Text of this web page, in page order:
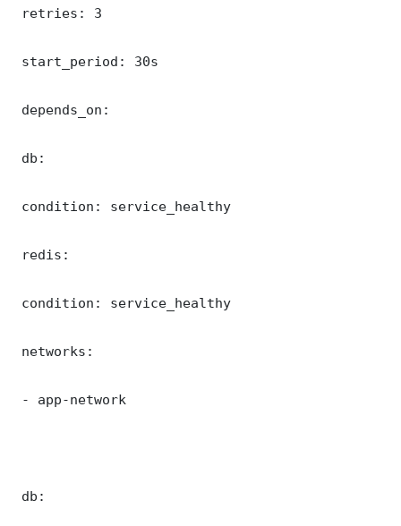
retries: 3
start_period: 30s
depends_on:
db:
condition: service_healthy
redis:
condition: service_healthy
networks:
- app-network
db: